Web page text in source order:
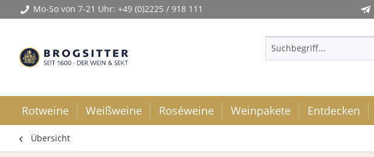
Mo-So von 7-21 Uhr: +49 (0)2225 / 918 111
Rotweine Weißweine Roséweine Weinpakete Entdecken
Übersicht